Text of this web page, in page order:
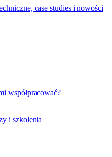
case studies i nowości
współpracować?
i szkolenia